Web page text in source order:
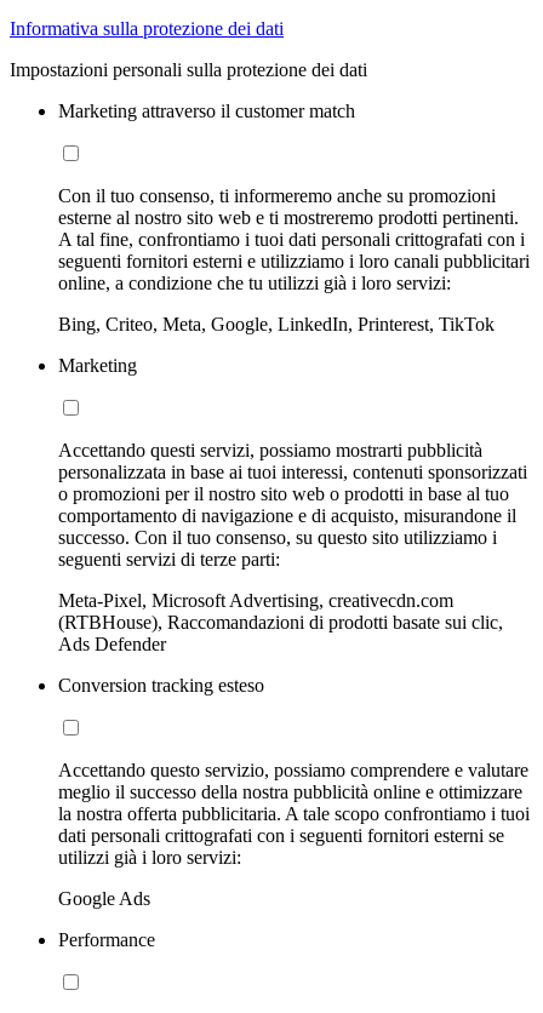
Informativa sulla protezione dei dati
Impostazioni personali sulla protezione dei dati
Marketing attraverso il customer match
Con il tuo consenso, ti informeremo anche su promozioni
esterne al nostro sito web e ti mostreremo prodotti pertinenti.
A tal fine, confrontiamo i tuoi dati personali crittografati con i
seguenti fornitori esterni e utilizziamo i loro canali pubblicitari
online, a condizione che tu utilizzi già i loro servizi:
Bing, Criteo, Meta, Google, LinkedIn, Printerest, TikTok
Marketing
Accettando questi servizi, possiamo mostrarti pubblicità
personalizzata in base ai tuoi interessi, contenuti sponsorizzati
o promozioni per il nostro sito web o prodotti in base al tuo
comportamento di navigazione e di acquisto, misurandone il
successo. Con il tuo consenso, su questo sito utilizziamo i
seguenti servizi di terze parti:
Meta-Pixel, Microsoft Advertising, creativecdn.com
(RTBHouse), Raccomandazioni di prodotti basate sui clic,
Ads Defender
Conversion tracking esteso
Accettando questo servizio, possiamo comprendere e valutare
meglio il successo della nostra pubblicità online e ottimizzare
la nostra offerta pubblicitaria. A tale scopo confrontiamo i tuoi
dati personali crittografati con i seguenti fornitori esterni se
utilizzi già i loro servizi:
Google Ads
Performance